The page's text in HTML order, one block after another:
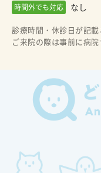
時間外でも対応 なし
診療時間・休診日が記載
ご来院の際は事前に病